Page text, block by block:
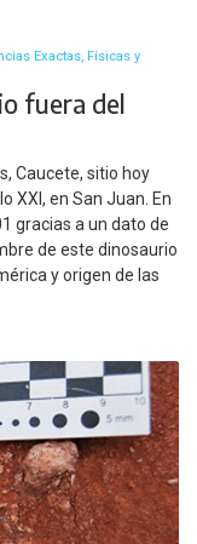
Exactas, Físicas y
fuera del
Caucete, sitio hoy
XXI, en San Juan. En
gracias a un dato de
de este dinosaurio
y origen de las